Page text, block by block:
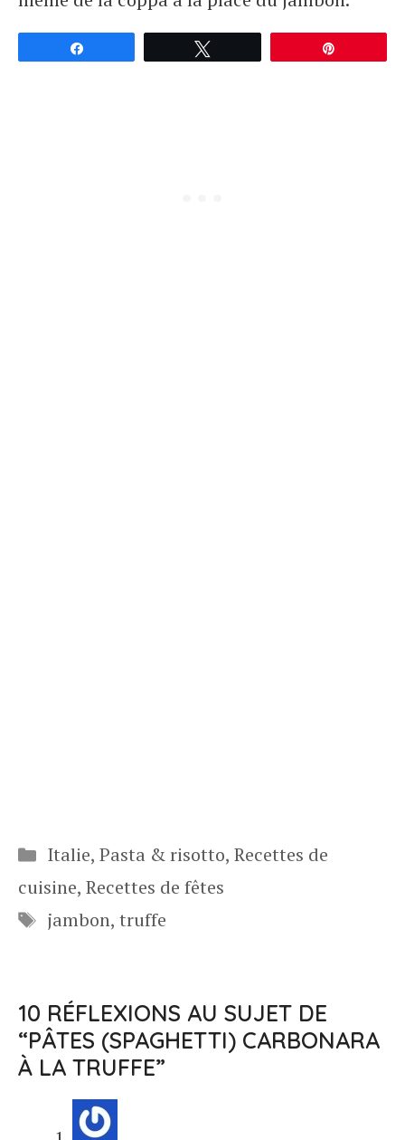
Catégories
Italie, Pasta & risotto, Recettes de
cuisine, Recettes de fêtes
Étiquettes
jambon, truffe
10 RÉFLEXIONS AU SUJET DE
“PÂTES (SPAGHETTI) CARBONARA
À LA TRUFFE”